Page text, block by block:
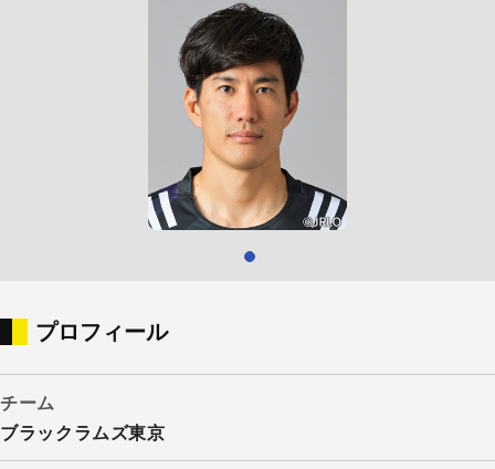
プロフィール
チーム
ブラックラムズ東京